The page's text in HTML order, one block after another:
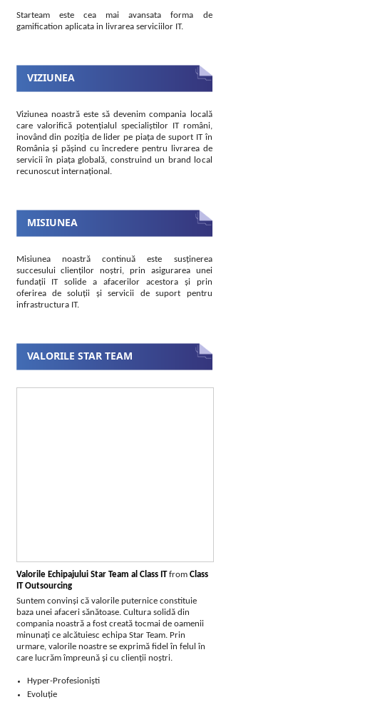
Starteam este cea mai avansata forma de
gamification aplicata in livrarea serviciilor IT.
VIZIUNEA
Viziunea noastră este să devenim compania locală
care valorifică potențialul specialiștilor IT români,
inovând din poziția de lider pe piața de suport IT în
România și pășind cu încredere pentru livrarea de
servicii în piața globală, construind un brand local
recunoscut internațional.
MISIUNEA
Misiunea noastră continuă este susținerea
succesului clienților noștri, prin asigurarea unei
fundații IT solide a afacerilor acestora și prin
oferirea de soluții și servicii de suport pentru
infrastructura IT.
VALORILE STAR TEAM
Valorile Echipajului Star Team al Class IT from Class
IT Outsourcing
Suntem convinși că valorile puternice constituie
baza unei afaceri sănătoase. Cultura solidă din
compania noastră a fost creată tocmai de oamenii
minunați ce alcătuiesc echipa Star Team. Prin
urmare, valorile noastre se exprimă fidel în felul în
care lucrăm împreună şi cu clienţii noştri.
Hyper-Profesioniști
Evoluție